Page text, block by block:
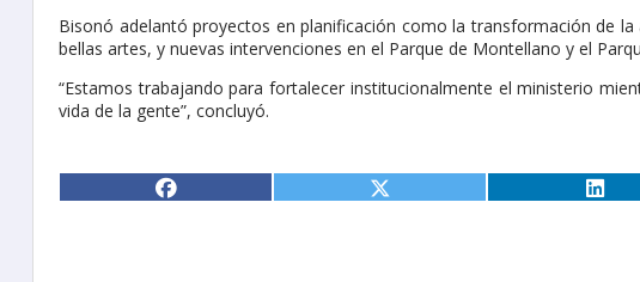
Bisonó adelantó proyectos en planificación como la transformación de
bellas artes, y nuevas intervenciones en el Parque de Montellano y el
“Estamos trabajando para fortalecer institucionalmente el ministerio
vida de la gente”, concluyó.